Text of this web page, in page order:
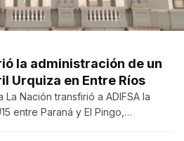
la administración de un
Urquiza en Entre Ríos
Nación transfirió a ADIFSA la
entre Paraná y El Pingo,…